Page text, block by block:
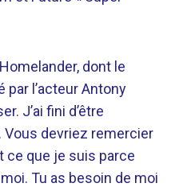
dont le
l’acteur Antony
J’ai fini d’être
devriez remercier
ce que je suis parce
Tu as besoin de moi